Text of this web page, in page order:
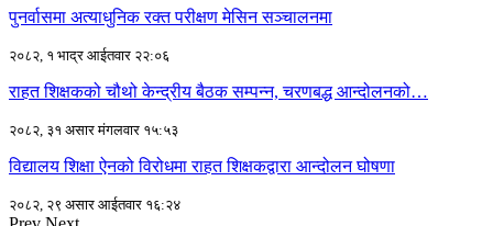
पुनर्वासमा अत्याधुनिक रक्त परीक्षण मेसिन सञ्चालनमा
२०८२, १ भाद्र आईतवार २२:०६
राहत शिक्षकको चौथो केन्द्रीय बैठक सम्पन्न, चरणबद्ध आन्दोलनको…
२०८२, ३१ असार मंगलवार १५:५३
विद्यालय शिक्षा ऐनको विरोधमा राहत शिक्षकद्वारा आन्दोलन घोषणा
२०८२, २९ असार आईतवार १६:२४